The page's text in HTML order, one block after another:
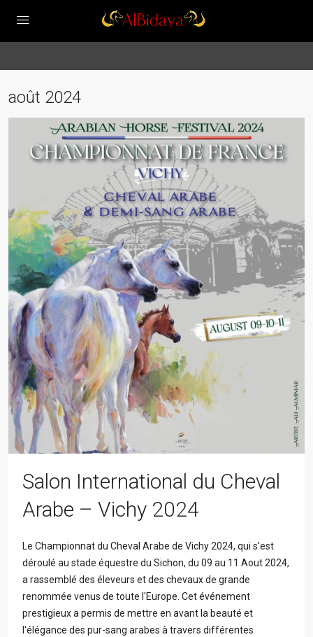
août 2024
Salon International du Cheval
Arabe – Vichy 2024
Le Championnat du Cheval Arabe de Vichy 2024, qui s'est
déroulé au stade équestre du Sichon, du 09 au 11 Aout 2024,
a rassemblé des éleveurs et des chevaux de grande
renommée venus de toute l'Europe. Cet événement
prestigieux a permis de mettre en avant la beauté et
l'élégance des pur-sang arabes à travers différentes